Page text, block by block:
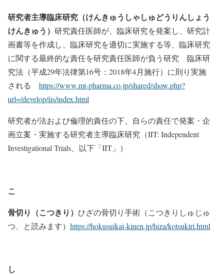
研究者主導臨床研究（けんきゅうしゃしゅどうりんしょう
けんきゅう） 研究責任医師が、臨床研究を発案し、研究計
画書等を作成し、臨床研究を適切に実施する等、臨床研究
に関する最終的な責任を研究責任医師が負う研究 臨床研
究法（平成29年法律第16号：2018年4月施行）に則り実施
される https://www.mt-pharma.co.jp/shared/show.php?
url=/develop/iis/index.html
研究者が法および倫理的責任の下、自らの責任で発案・企
画立案・実施する研究者主導臨床研究（IIT: Independent
Investigational Trials、以下「IIT」）
こ
骨切り（こつきり） ひざの骨切り手術（こつきりしゅじゅ
つ、と読みます） https://hokusuikai-kinen.jp/hiza/kotsukiri.html
し